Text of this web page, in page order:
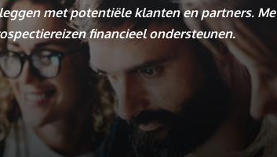
met potentiële klanten en partners.
financieel ondersteunen.